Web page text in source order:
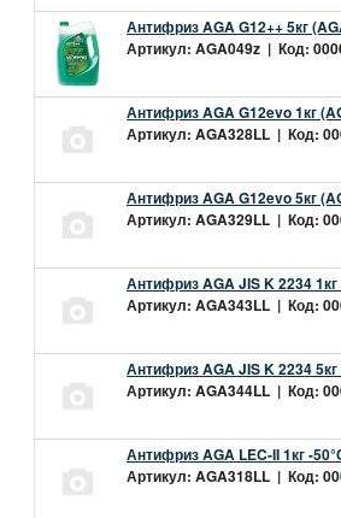
Антифриз AGA G12++ 5кг
Артикул: AGA049z | Код:
Антифриз AGA G12evo 1кг
Артикул: AGA328LL | Код:
Антифриз AGA G12evo 5кг
Артикул: AGA329LL | Код:
Антифриз AGA JIS K 2234
Артикул: AGA343LL | Код:
Антифриз AGA JIS K 2234
Артикул: AGA344LL | Код:
Антифриз AGA LEC-II 1кг -
Артикул: AGA318LL | Код: